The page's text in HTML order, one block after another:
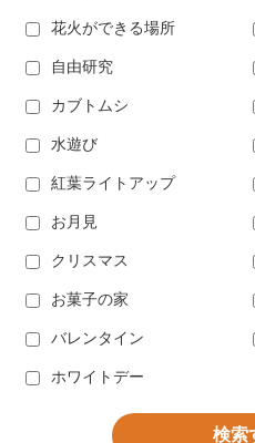
花火ができる場所
自由研究
カブトムシ
水遊び
紅葉ライトアップ
お月見
クリスマス
お菓子の家
バレンタイン
ホワイトデー